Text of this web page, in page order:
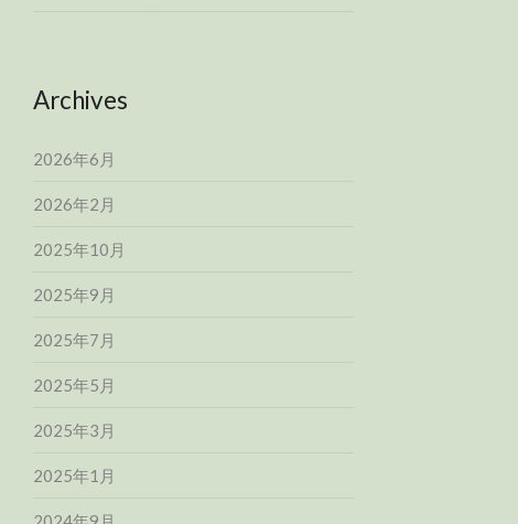
Archives
2026年6月
2026年2月
2025年10月
2025年9月
2025年7月
2025年5月
2025年3月
2025年1月